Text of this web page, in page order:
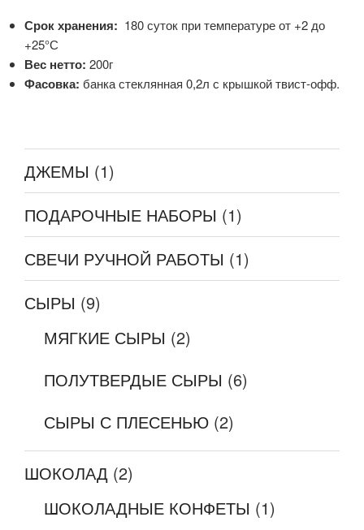
Срок хранения: 180 суток при температуре от +2 до
+25°С
Вес нетто: 200г
Фасовка: банка стеклянная 0,2л с крышкой твист-офф.
ДЖЕМЫ (1)
ПОДАРОЧНЫЕ НАБОРЫ (1)
СВЕЧИ РУЧНОЙ РАБОТЫ (1)
СЫРЫ (9)
МЯГКИЕ СЫРЫ (2)
ПОЛУТВЕРДЫЕ СЫРЫ (6)
СЫРЫ С ПЛЕСЕНЬЮ (2)
ШОКОЛАД (2)
ШОКОЛАДНЫЕ КОНФЕТЫ (1)